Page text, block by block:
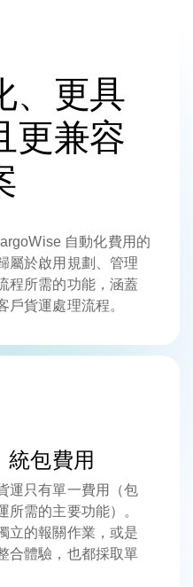
、更具
更兼容
自動化費用的
屬於啟用規劃、管理
程所需的功能，涵蓋
戶貨運處理流程。
統包費用
運只有單一費用（包
所需的主要功能）。
立的報關作業，或是
合體驗，也都採取單